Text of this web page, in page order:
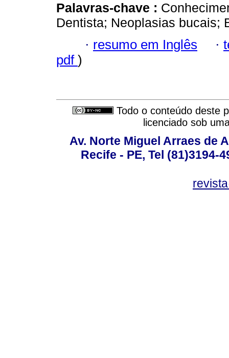
Palavras-chave :
Dentista; Neoplasias bucais;
· resumo em Inglês ·
pdf )
Todo o conteúdo deste
licenciado sob
Av. Norte Miguel Arraes de
Recife - PE, Tel (81)3194-